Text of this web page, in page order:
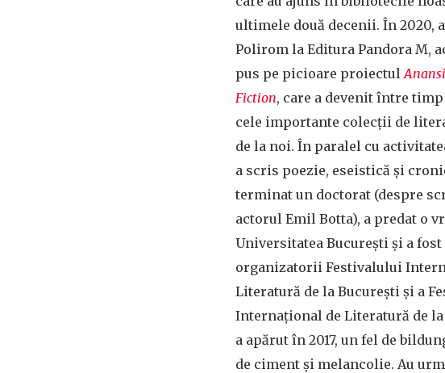
ultimele două decenii. În 2020,
Polirom la Editura Pandora M,
pus pe picioare proiectul
Fiction, care a devenit între
cele importante colecții de
de la noi. În paralel cu
a scris poezie, eseistică și
terminat un doctorat (despre
actorul Emil Botta), a predat o
Universitatea București și a
organizatorii Festivalului
Literatură de la București și a
Internațional de Literatură de
a apărut în 2017, un fel de
de ciment și melancolie. Au